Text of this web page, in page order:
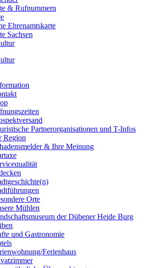
& Rufnummern
Ehrenamtskarte
Sachsen
Partnerorganisationen und T-Infos
Region
& Ihre Meinung
Orte
Mühlen
der Dübener Heide Burg
und Gastronomie
Ferienhaus